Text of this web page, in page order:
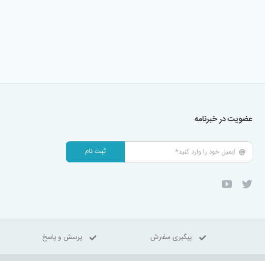
عضویت در خبرنامه
ثبت نام
پیگیری سفارش پرسش و پاسخ